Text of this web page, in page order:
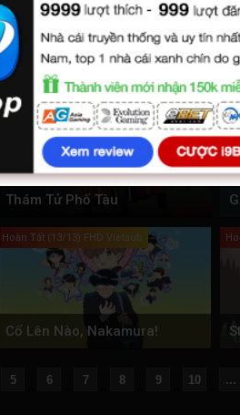
Bác Sĩ X: Phim Điện Ảnh
Full FHD Vietsub + Thuyết Minh
Thám Tử Phố Tàu
Hoàn Tất (13/13) FHD Vietsub
Cố Lên Nào, Nakamura!
5 6 7 8 9 10 ...